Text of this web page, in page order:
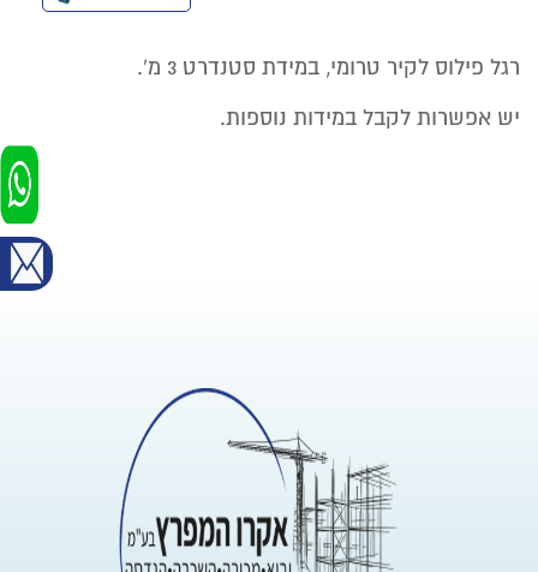
רגל פילוס לקיר טרומי, במידת סטנדרט 3 מ'.
יש אפשרות לקבל במידות נוספות.